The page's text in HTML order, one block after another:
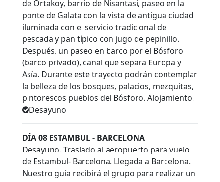
de Ortakoy, barrio de Nisantasi, paseo en la
ponte de Galata con la vista de antigua ciudad
iluminada con el servicio tradicional de
pescada y pan típico con jugo de pepinillo.
Después, un paseo en barco por el Bósforo
(barco privado), canal que separa Europa y
Asía. Durante este trayecto podrán contemplar
la belleza de los bosques, palacios, mezquitas,
pintorescos pueblos del Bósforo. Alojamiento.
Desayuno
DÍA 08 ESTAMBUL - BARCELONA
Desayuno. Traslado al aeropuerto para vuelo
de Estambul- Barcelona. Llegada a Barcelona.
Nuestro guia recibirá el grupo para realizar un